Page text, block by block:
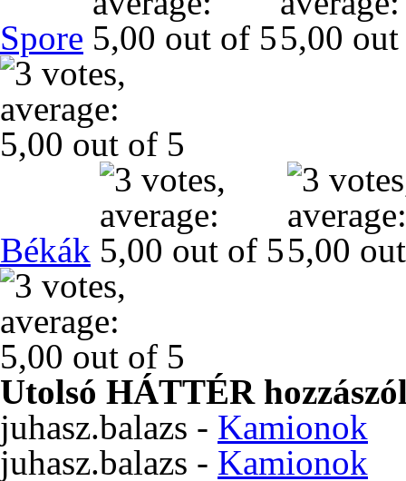
Spore
Békák
Utolsó HÁTTÉR
juhasz.balazs - Kamionok
juhasz.balazs - Kamionok